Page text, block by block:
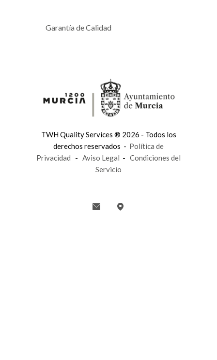
Garantía de Calidad
TWH Quality Services ® 2026 - Todos los
derechos reservados - Política de
Privacidad - Aviso Legal - Condiciones del
Servicio